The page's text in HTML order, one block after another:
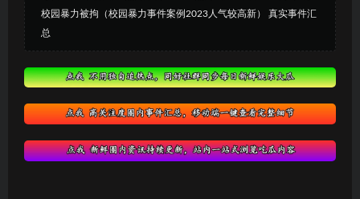
校园暴力被拘（校园暴力事件案例2023人气较高新） 真实事件汇
总